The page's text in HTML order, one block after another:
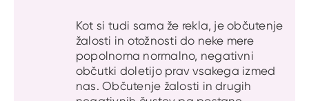
Kot si tudi sama že rekla, je občutenje
žalosti in otožnosti do neke mere
popolnoma normalno, negativni
občutki doletijo prav vsakega izmed
nas. Občutenje žalosti in drugih